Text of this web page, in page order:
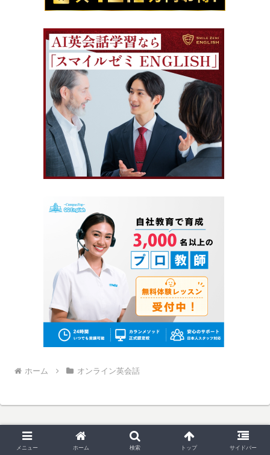
ホーム オンライン英会話
メニュー ホーム 検索 トップ サイドバー